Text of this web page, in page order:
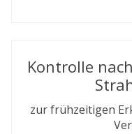
Kontrolle
zur frühzeitigen